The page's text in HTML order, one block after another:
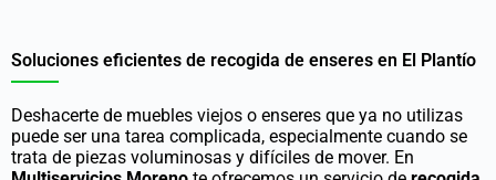
Soluciones eficientes de recogida de enseres en El Plantío
Deshacerte de muebles viejos o enseres que ya no utilizas
puede ser una tarea complicada, especialmente cuando se
trata de piezas voluminosas y difíciles de mover. En